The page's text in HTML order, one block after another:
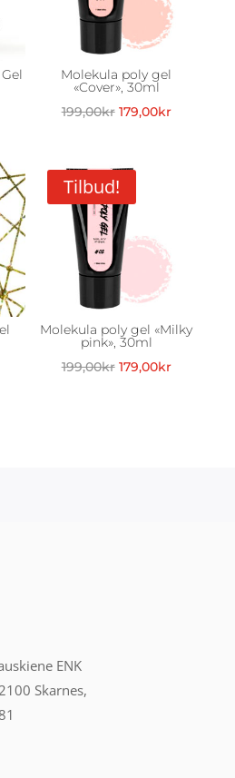
Molekula poly gel
«Cover», 30ml
199,00kr Opprinnelig
199,00kr.
179,00kr
Tilbud!
Molekula poly gel «Milky
pink», 30ml
199,00kr Opprinnelig
179,00kr
ENK
Skarnes,